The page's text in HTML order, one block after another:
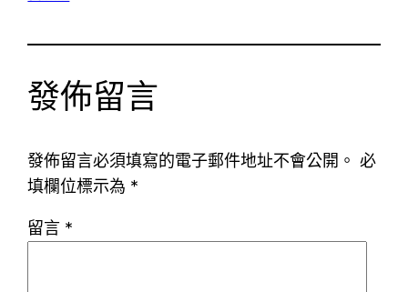
發佈留言
發佈留言必須填寫的電子郵件地址不會公開。 必
填欄位標示為 *
留言 *